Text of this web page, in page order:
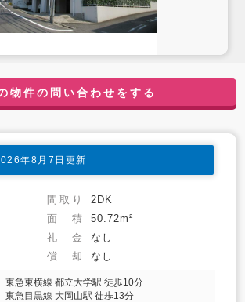
物件の問い合わせをする
年8月7日更新
間取り
2DK
面 積
50.72m²
礼 金
なし
償 却 なし
東急東横線 都立大学駅 徒歩10分
東急目黒線 大岡山駅 徒歩13分